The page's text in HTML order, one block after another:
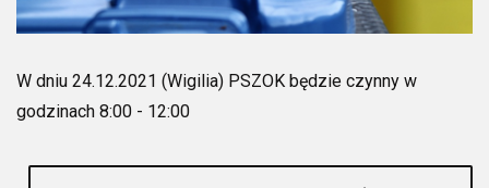
W dniu 24.12.2021 (Wigilia) PSZOK będzie czynny w
godzinach 8:00 - 12:00